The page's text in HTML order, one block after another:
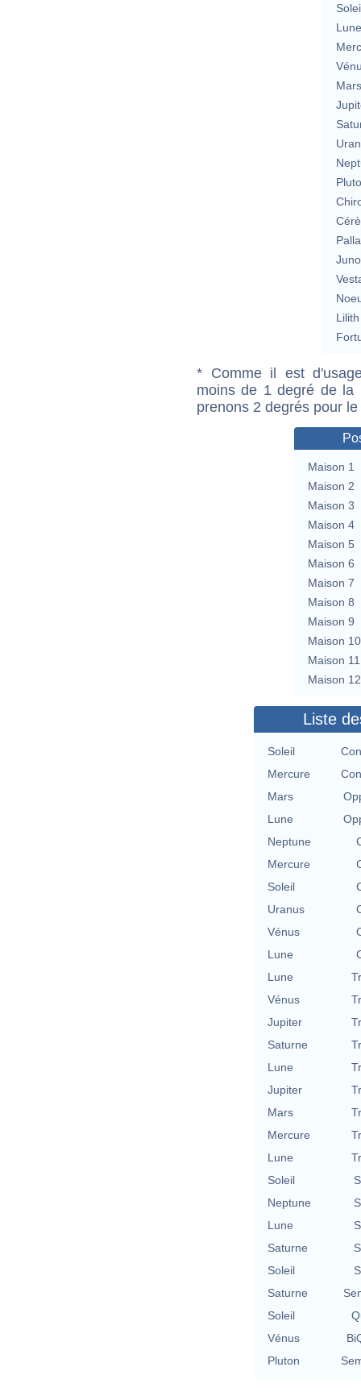
Lune
Mars
Lilith
* Comme il est
moins de 1 degré de la
prenons 2 degrés pour
Maison 1
Maison 2
Maison 3
Maison 4
Maison 5
Maison 6
Maison 7
Maison 8
Maison 9
Maison 10
Maison 11
Maison 12
Liste
Soleil
Mercure
Mars
Lune
Neptune
Mercure
Soleil
Uranus
Vénus
Lune
Lune
Vénus
Jupiter
Saturne
Lune
Jupiter
Mars
Mercure
Lune
Soleil
Neptune
Lune
Saturne
Soleil
Saturne
Soleil
Vénus
Pluton